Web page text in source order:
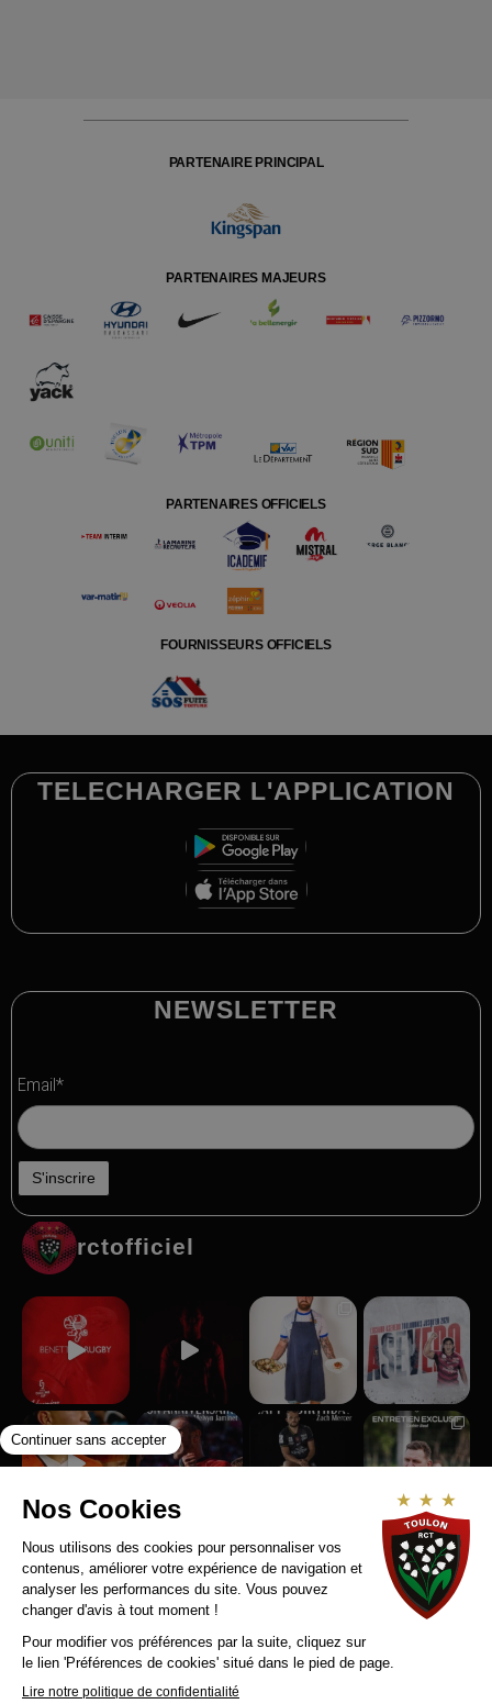
PARTENAIRE PRINCIPAL
PARTENAIRES MAJEURS
PARTENAIRES OFFICIELS
FOURNISSEURS OFFICIELS
TELECHARGER L'APPLICATION
NEWSLETTER
Email*
rctofficiel
Suivez-nous sur Instagram
RCT RECRUTE
MENTIONS LEGALES
CONTACT